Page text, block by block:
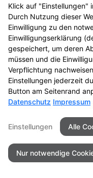
Kontakt
©
Klick auf "Einstellungen"
Durch Nutzung dieser
Einwilligung zu den
Einwilligungserklärung
gespeichert, um deren
müssen und die
Verpflichtung
Einstellungen jederzeit
Button am Seitenrand
Datenschutz Impressum
Einstellungen Alle
Nur notwendige